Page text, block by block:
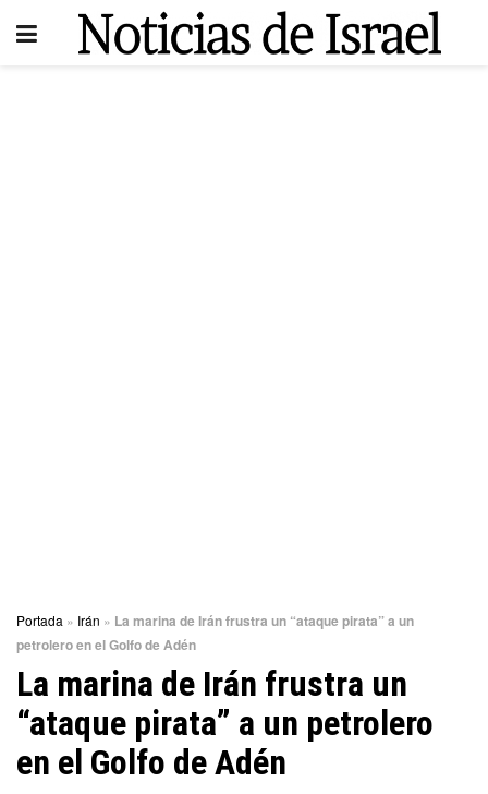
Portada » Irán » La marina de Irán frustra un “ataque pirata” a un
petrolero en el Golfo de Adén
La marina de Irán frustra un
“ataque pirata” a un petrolero
en el Golfo de Adén